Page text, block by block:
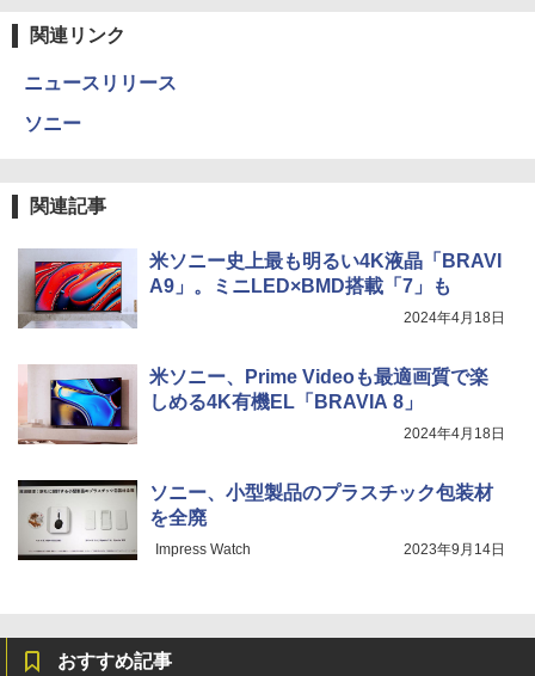
関連リンク
ニュースリリース
ソニー
関連記事
米ソニー史上最も明るい4K液晶「BRAVI
A9」。ミニLED×BMD搭載「7」も
2024年4月18日
米ソニー、Prime Videoも最適画質で楽
しめる4K有機EL「BRAVIA 8」
2024年4月18日
ソニー、小型製品のプラスチック包装材
を全廃
Impress Watch 2023年9月14日
おすすめ記事